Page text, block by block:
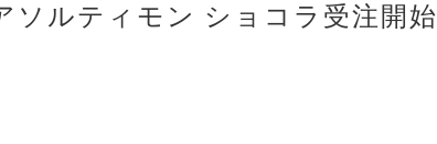
ソルティモン ショコラ受注開始